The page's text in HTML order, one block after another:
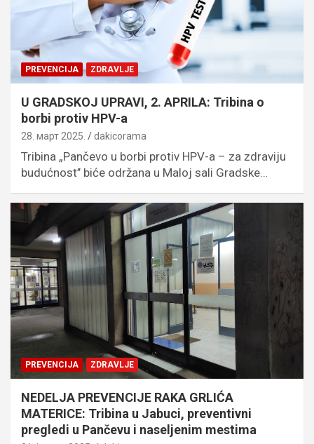
PREVENCIJA ZDRAVLJE
U GRADSKOJ UPRAVI, 2. APRILA: Tribina o
borbi protiv HPV-a
28. март 2025. dakicorama
Tribina „Pančevo u borbi protiv HPV-a – za zdraviju
budućnost’’ biće održana u Maloj sali Gradske…
PREVENCIJA ZDRAVLJE
NEDELJA PREVENCIJE RAKA GRLIĆA
MATERICE: Tribina u Jabuci, preventivni
pregledi u Pančevu i naseljenim mestima